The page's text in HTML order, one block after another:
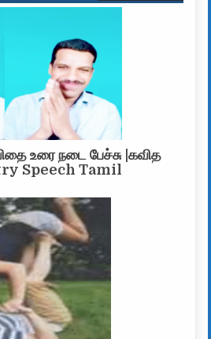
உரை நடை பேச்சு |கவித
Speech Tamil